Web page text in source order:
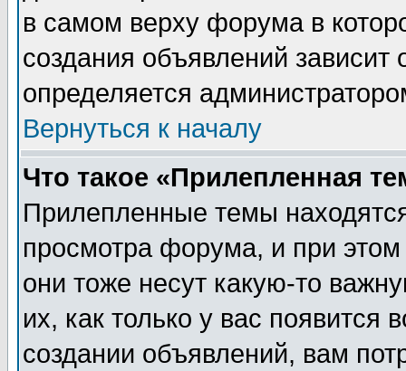
в самом верху форума в
создания объявлений зависит
определяется
Вернуться к началу
Что такое «Прилепленная
Прилепленные темы
просмотра форума, и при
они тоже несут какую-то
их, как только у вас появится
создании объявлений, вам